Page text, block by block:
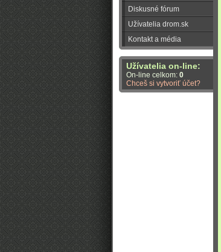
Diskusné fórum
Užívatelia drom.sk
Kontakt a média
Užívatelia on-line:
On-line celkom: 0
Chceš si vytvoriť účet?